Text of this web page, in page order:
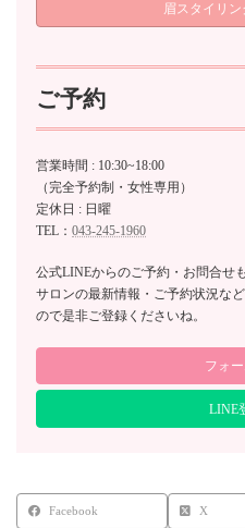
眉スタイリン
ご予約
営業時間 : 10:30~18:00
（完全予約制・女性専用）
定休日 : 日曜
TEL：043-245-1960
公式LINEからのご予約・お問合せ
サロンの最新情報・ご予約状況な
ので是非ご登録くださいね。
フォ
LINE
Facebook X